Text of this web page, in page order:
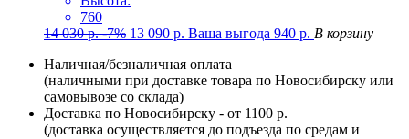
760
14 030р. -7% 13 090 р. Ваша выгода 940 р. В корзину
Наличная/безналичная оплата
(наличными при доставке товара по Новосибирску или
самовывозе со склада)
Доставка по Новосибирску - от 1100 р.
(доставка осуществляется до подъезда по средам и